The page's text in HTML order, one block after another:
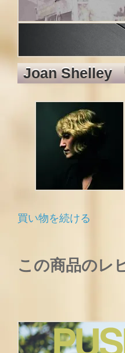
Joan Shelley
買い物を続ける
この商品のレ